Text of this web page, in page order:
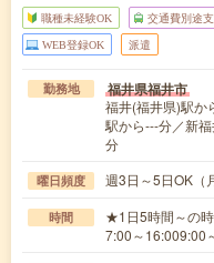
職種未経験OK 交通費別途
WEB登録OK 派遣
勤務地 福井県福井市
福井(福井県)駅か
駅から---分／新
分
曜日頻度 週3日～5日OK
時間
★1日5時間～の
7:00～16:009:00